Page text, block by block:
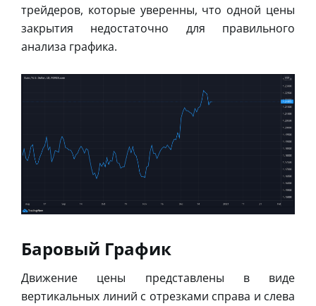
трейдеров, которые уверенны, что одной цены
закрытия недостаточно для правильного
анализа графика.
Баровый График
Движение цены представлены в виде
вертикальных линий с отрезками справа и слева